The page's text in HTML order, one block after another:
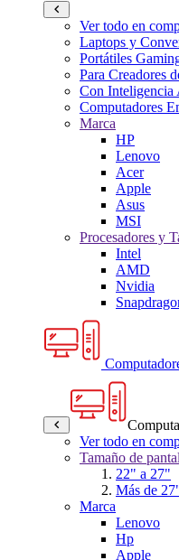
Ver todo en
Laptops y
Portátiles
Para Creadores
Con Inteligencia
Computadores
Marca
HP
Lenovo
Acer
Apple
Asus
MSI
Procesadores y
Intel
AMD
Nvidia
Ver todo en
Tamaño de
22" a 27"
Más de
Marca
Lenovo
Hp
Apple